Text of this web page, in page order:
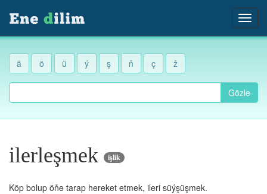
ä ö ü ý ş ň ç ž
Gözle
ilerleşmek işlik
Köp bolup öňe tarap hereket etmek, ileri süýşüşmek.